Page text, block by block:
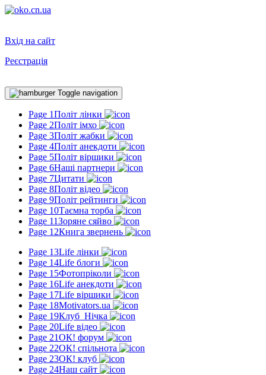
Вхід на сайт
Реєстрація
Toggle navigation
Page 1Політ лінки
Page 2Політ імхо
Page 3Політ жабки
Page 4Політ анекдоти
Page 5Політ віршики
Page 6Наші партнери
Page 7Цитати
Page 8Політ відео
Page 9Політ рейтинги
Page 10Таємна торба
Page 11Зоряне сяйво
Page 12Книга звернень
Page 13Life лінки
Page 14Life блоги
Page 15Фотопріколи
Page 16Life анекдоти
Page 17Life віршики
Page 18Motivators.ua
Page 19Клуб_Нічка
Page 20Life відео
Page 21ОК! форум
Page 22ОК! спільнота
Page 23ОК! клуб
Page 24Наш сайт